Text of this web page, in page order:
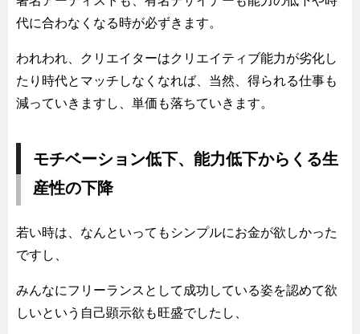
代に合わなくなる時が必ずきます。
われわれ、クリエイターはクリエイティブ能力が劣化し
たり時代とマッチしなくなれば、当然、得られる仕事も
減っていきますし、単価も落ちていきます。
モチベーション低下、能力低下からくる生
産性の下降
若い時は、なんといってもシンプルにお金が欲しかった
ですし、
みんなにフリーランスとして成功している姿を認めて欲
しいという自己顕示欲も旺盛でしたし、